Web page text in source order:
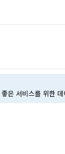
은 서비스를 위한